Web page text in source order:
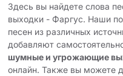
Здесь вы найдете слова
выходки - Фаргус. Наши
песен из различных
добавляют
шумные и угрожающие
онлайн. Также вы можете